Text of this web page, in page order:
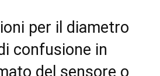
per il diametro
confusione in
del sensore o